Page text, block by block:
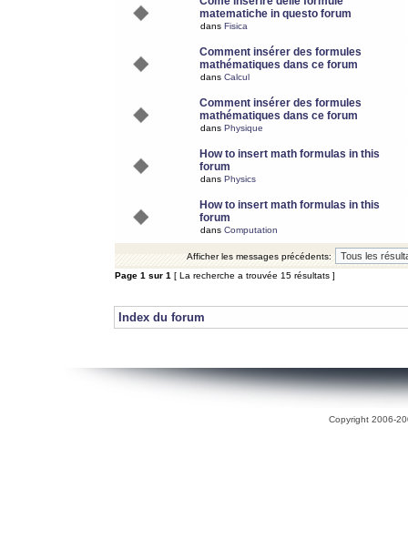
matematiche in questo forum
dans Fisica
Comment insérer des formules
mathématiques dans ce forum
dans Calcul
Comment insérer des formules
mathématiques dans ce forum
dans Physique
How to insert math formulas in this
forum
dans Physics
How to insert math formulas in this
forum
dans Computation
Afficher les messages précédents:
Page 1 sur 1 [ La recherche a trouvée 15 résultats ]
Index du forum
Copyright 2006-